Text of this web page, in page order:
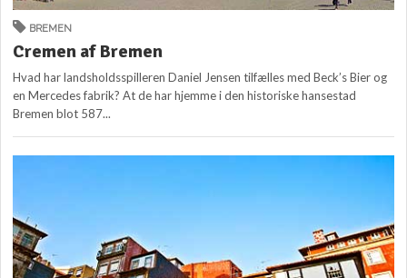
BREMEN
Cremen af Bremen
Hvad har landsholdsspilleren Daniel Jensen tilfælles med Beck’s Bier og
en Mercedes fabrik? At de har hjemme i den historiske hansestad
Bremen blot 587...